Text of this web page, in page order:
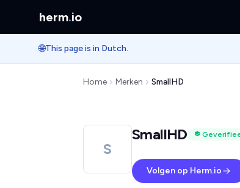
herm.io
🌐This page is in Dutch.
Home Merken SmallHD
S
SmallHD
Volgen op Herm.io